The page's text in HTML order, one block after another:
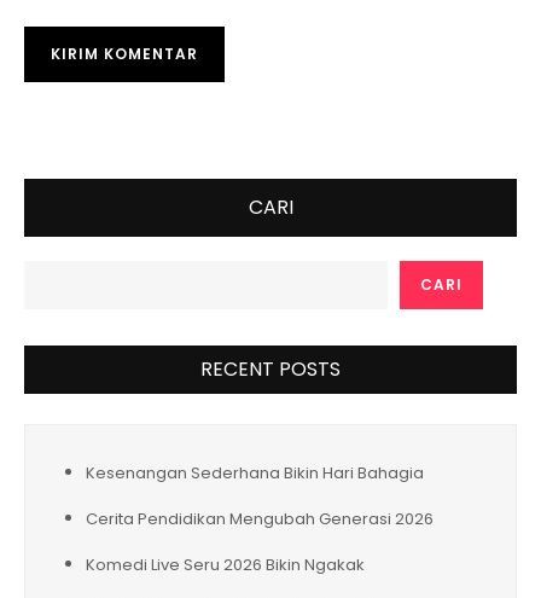
CARI
CARI
RECENT POSTS
Kesenangan Sederhana Bikin Hari Bahagia
Cerita Pendidikan Mengubah Generasi 2026
Komedi Live Seru 2026 Bikin Ngakak